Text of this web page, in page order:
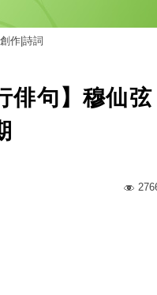
作|詩詞
俳句】穆仙